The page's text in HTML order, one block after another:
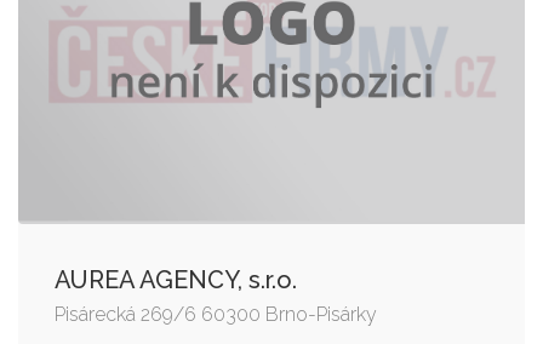
AUREA AGENCY, s.r.o.
Pisárecká 269/6 60300 Brno-Pisárky